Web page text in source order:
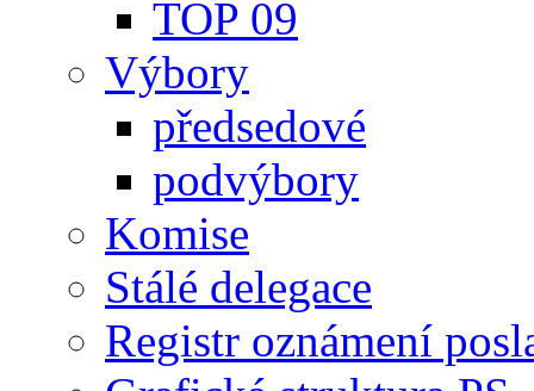
TOP 09
Výbory
předsedové
podvýbory
Komise
Stálé delegace
Registr oznámení